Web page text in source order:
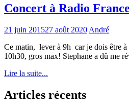
Concert à Radio France
21 juin 201527 août 2020 André
Ce matin, lever à 9h car je dois être
10h30, gros max! Stephane a dû me
Lire la suite...
Articles récents